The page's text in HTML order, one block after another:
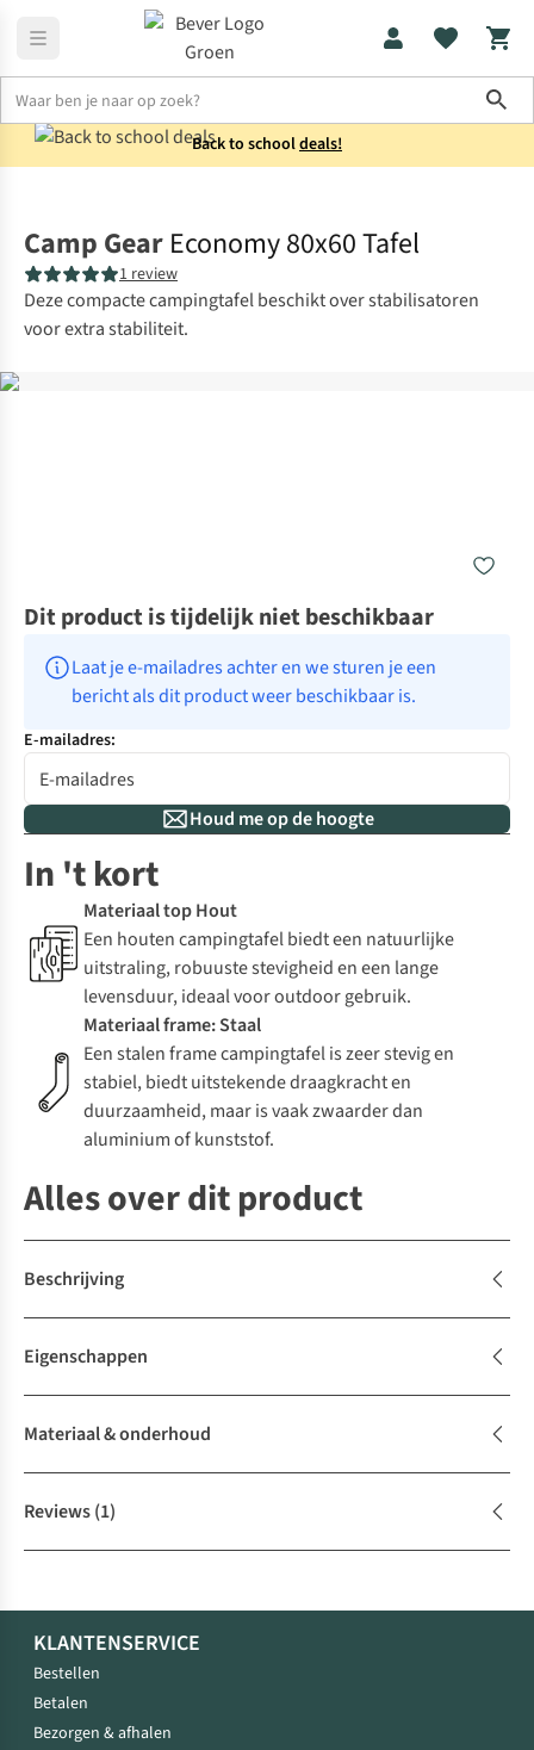
Back to schooldeals!
Camp Gear Economy 80x60 Tafel
1 review
Deze compacte campingtafel beschikt over stabilisatoren
voor extra stabiliteit.
Dit product is tijdelijk niet beschikbaar
Laat je e-mailadres achter en we sturen je een
bericht als dit product weer beschikbaar is.
E-mailadres:
Houd me op de hoogte
In 't kort
Materiaal top Hout
Een houten campingtafel biedt een natuurlijke
uitstraling, robuuste stevigheid en een lange
levensduur, ideaal voor outdoor gebruik.
Materiaal frame: Staal
Een stalen frame campingtafel is zeer stevig en
stabiel, biedt uitstekende draagkracht en
duurzaamheid, maar is vaak zwaarder dan
aluminium of kunststof.
Alles over dit product
Beschrijving
Eigenschappen
Materiaal & onderhoud
Reviews(1)
KLANTENSERVICE
Bestellen
Betalen
Bezorgen & afhalen